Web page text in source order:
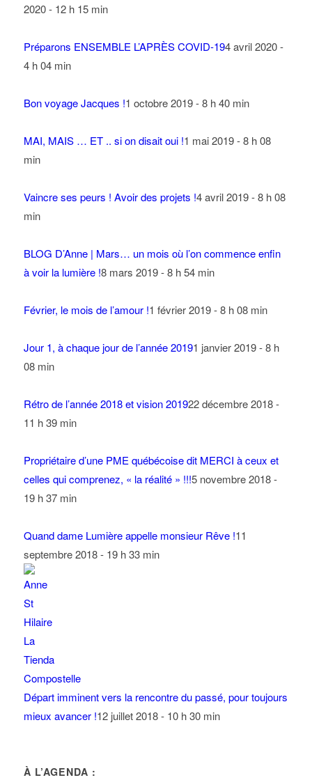
2020 - 12 h 15 min
Préparons ENSEMBLE L’APRÈS COVID-194 avril 2020 -
4 h 04 min
Bon voyage Jacques !1 octobre 2019 - 8 h 40 min
MAI, MAIS … ET .. si on disait oui !1 mai 2019 - 8 h 08
min
Vaincre ses peurs ! Avoir des projets !4 avril 2019 - 8 h 08
min
BLOG D’Anne | Mars… un mois où l’on commence enfin
à voir la lumière !8 mars 2019 - 8 h 54 min
Février, le mois de l’amour !1 février 2019 - 8 h 08 min
Jour 1, à chaque jour de l’année 20191 janvier 2019 - 8 h
08 min
Rétro de l’année 2018 et vision 201922 décembre 2018 -
11 h 39 min
Propriétaire d’une PME québécoise dit MERCI à ceux et
celles qui comprenez, « la réalité » !!!5 novembre 2018 -
19 h 37 min
Quand dame Lumière appelle monsieur Rêve !11
septembre 2018 - 19 h 33 min
Départ imminent vers la rencontre du passé, pour toujours
mieux avancer !12 juillet 2018 - 10 h 30 min
À L’AGENDA :